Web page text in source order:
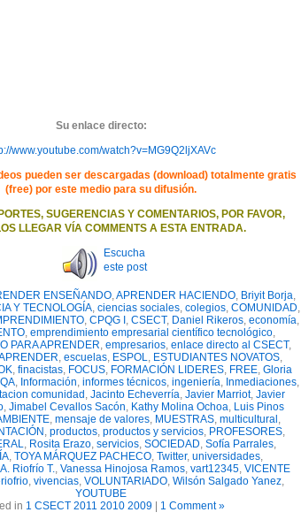
Su enlace directo:
www.youtube.com/watch?v=MG9Q2ljXAVc
pueden ser descargadas (download) totalmente gratis
(free) por este medio para su difusión.
SUGERENCIAS Y COMENTARIOS, POR FAVOR,
LLEGAR VÍA COMMENTS A ESTA ENTRADA.
Escucha
este post
ENSEÑANDO,APRENDER HACIENDO, Briyit Borja,
Y TECNOLOGÍA, ciencias sociales, colegios, COMUNIDAD,
, CPQG I , CSECT, Daniel Rikeros, economía,
, emprendimiento empresarial científico tecnológico,
PARA APRENDER, empresarios, enlace directo al CSECT,
, escuelas, ESPOL, ESTUDIANTES NOVATOS,
, finacistas, FOCUS, FORMACIÓN LIDERES, FREE, Gloria
, Información, informes técnicos, ingeniería, Inmediaciones,
comunidad , Jacinto Echeverría, Javier Marriot, Javier
, Jimabel Cevallos Sacón, Kathy Molina Ochoa, Luis Pinos
, mensaje de valores, MUESTRAS, multicultural ,
, productos, productos y servicios, PROFESORES,
, Rosita Erazo, servicios, SOCIEDAD, Sofía Parrales,
, TOYA MÁRQUEZ PACHECO, Twitter, universidades,
Riofrío T., Vanessa Hinojosa Ramos, vart12345, VICENTE
, vivencias, VOLUNTARIADO, Wilsón Salgado Yanez,
YOUTUBE
in 1 CSECT 2011 2010 2009| 1 Comment »